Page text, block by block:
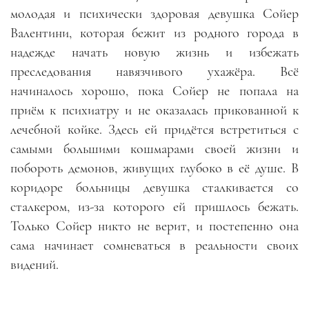
молодая и психически здоровая девушка Сойер
Валентини, которая бежит из родного города в
надежде начать новую жизнь и избежать
преследования навязчивого ухажёра. Всё
начиналось хорошо, пока Сойер не попала на
приём к психиатру и не оказалась прикованной к
лечебной койке. Здесь ей придётся встретиться с
самыми большими кошмарами своей жизни и
побороть демонов, живущих глубоко в её душе. В
коридоре больницы девушка сталкивается со
сталкером, из-за которого ей пришлось бежать.
Только Сойер никто не верит, и постепенно она
сама начинает сомневаться в реальности своих
видений.